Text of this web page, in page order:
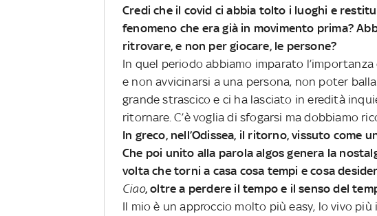
Credi che il covid ci abbia tolto i luoghi e
fenomeno che era già in movimento prima?
ritrovare, e non per giocare, le persone?
In quel periodo abbiamo imparato
e non avvicinarsi a una persona, non poter
grande strascico e ci ha lasciato in eredità
ritornare. C’è voglia di sfogarsi ma dobbiamo
In greco, nell’Odissea, il ritorno, vissuto come
Che poi unito alla parola algos genera la
volta che torni a casa cosa tempi e cosa
Ciao, oltre a perdere il tempo e il senso del
Il mio è un approccio molto più easy, lo vivo